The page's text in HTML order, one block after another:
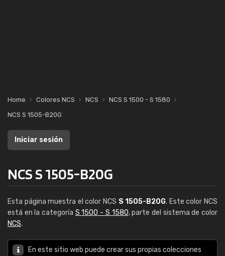
Home Colores NCS NCS
NCS S 1500 - S 1580
NCS S 1505-B20G
Iniciar sesión
NCS S 1505-B20G
Esta página muestra el color NCS S 1505-B20G. Este color NCS
está en la categoría S 1500 - S 1580, parte del sistema de color
NCS.
En este sitio web puede crear sus propias colecciones